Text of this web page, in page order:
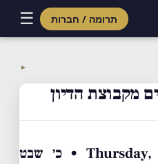
תרומה / חברות ☰
content
▼
מקבוצת הדיון
Thursday, February 16, 2017 • כ׳ שבט